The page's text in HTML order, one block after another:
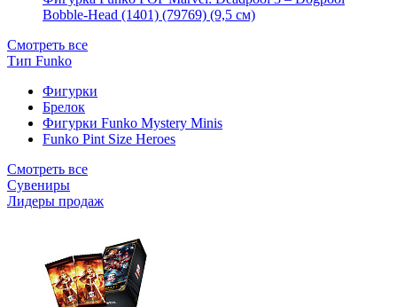
Bobble-Head (1401) (79769) (9,5 см)
Смотреть все
Тип Funko
Фигурки
Брелок
Фигурки Funko Mystery Minis
Funko Pint Size Heroes
Смотреть все
Сувениры
Лидеры продаж